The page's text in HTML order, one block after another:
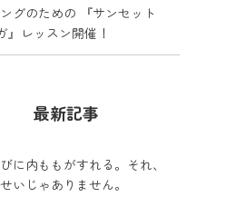
グのための 『サンセット
』レッスン開催！
最新記事
に内ももがすれる。それ、
いじゃありません。